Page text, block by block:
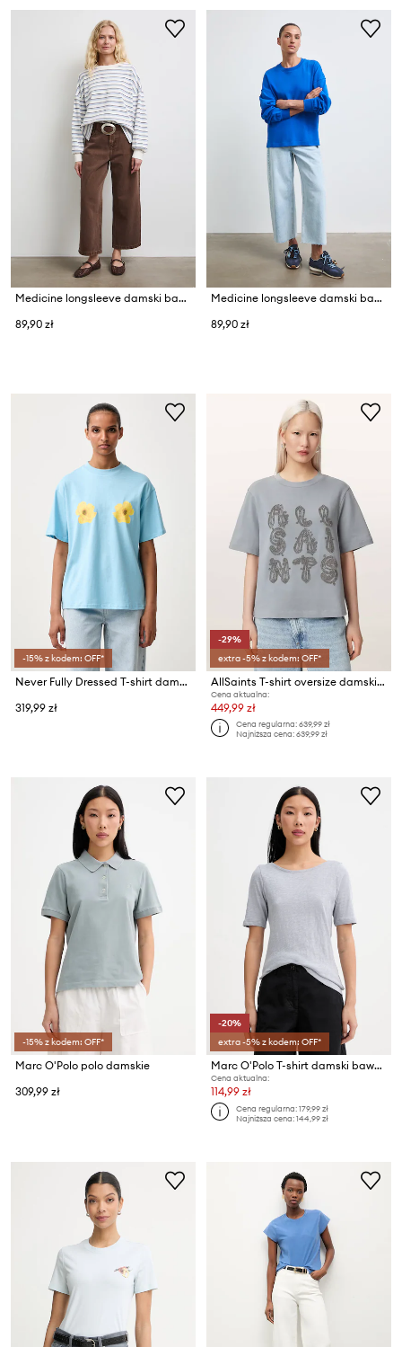
Medicine longsleeve damski bawełniany
89,90 zł
Medicine longsleeve damski bawełniany
89,90 zł
-15% z kodem: OFF*
Never Fully Dressed T-shirt damski bawełniany
319,99 zł
-29%
extra -5% z kodem: OFF*
AllSaints T-shirt oversize damski bawełniany ELLA
Cena aktualna:
449,99 zł
Cena regularna:639,99 zł
Najniższa cena:639,99 zł
-15% z kodem: OFF*
Marc O'Polo polo damskie
309,99 zł
-20%
extra -5% z kodem: OFF*
Marc O'Polo T-shirt damski bawełniany
Cena aktualna:
114,99 zł
Cena regularna:179,99 zł
Najniższa cena:144,99 zł